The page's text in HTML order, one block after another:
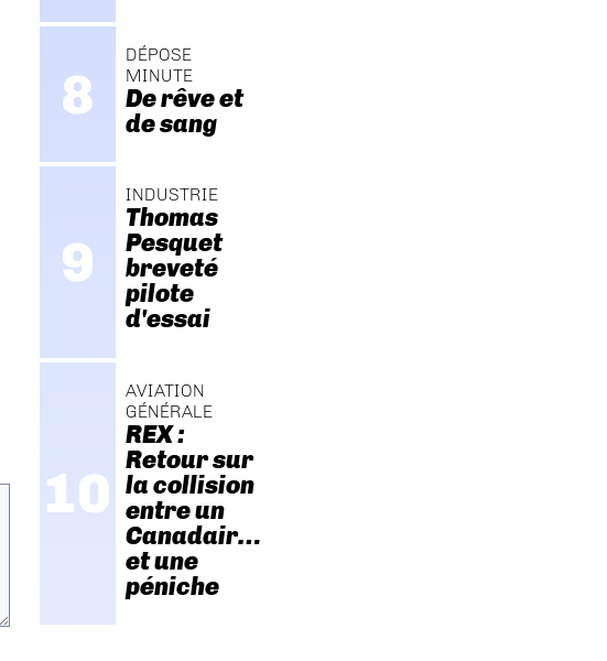
DÉPOSE
MINUTE
De rêve et
de sang
INDUSTRIE
Thomas
Pesquet
breveté
pilote
d'essai
AVIATION
GÉNÉRALE
REX :
Retour sur
la collision
entre un
Canadair…
et une
péniche